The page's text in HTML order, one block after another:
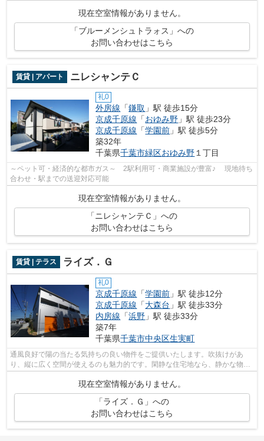
現在空室情報がありません。
「ブルーメンシュトラォス」への
お問い合わせはこちら
賃貸 | アパート ニレシャンテＣ
礼0
外房線 「鎌取 」駅 徒歩15分
京成千原線 「おゆみ野 」駅 徒歩23分
京成千原線 「学園前 」駅 徒歩5分
築32年
千葉県千葉市緑区おゆみ野１丁目
～ペット可・経済的な都市ガス～ 2駅利用可・商業施設が豊富♪ 現地待ち
合わせ・駅までの送迎対応可能
現在空室情報がありません。
「ニレシャンテＣ」への
お問い合わせはこちら
賃貸 | テラス ライズ．Ｇ
礼0
京成千原線 「学園前 」駅 徒歩12分
京成千原線 「大森台 」駅 徒歩33分
内房線 「浜野 」駅 徒歩33分
築7年
千葉県千葉市中央区生実町
通風良好で陽の当たる気持ちの良い物件をご提供いたします。吹抜けがあ
り、縦に広く空間が使えるのも魅力的です。閑静な住宅地なら、静かな物件
現在空室情報がありません。
「ライズ．Ｇ」への
お問い合わせはこちら